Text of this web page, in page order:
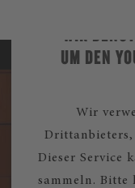
WIR
UM DEN
Wir
Dieser Service
sammeln. Bitte